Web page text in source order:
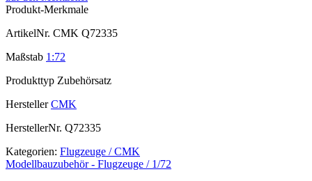
Produkt-Merkmale
ArtikelNr. CMK Q72335
Maßstab 1:72
Produkttyp Zubehörsatz
Hersteller CMK
HerstellerNr. Q72335
Kategorien: Flugzeuge / CMK
Modellbauzubehör - Flugzeuge / 1/72